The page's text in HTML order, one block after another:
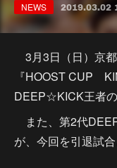
NEWS 2019.03.02
3月3日（日）京
『HOOST CUP
DEEP☆KICK王者の
また、第2代
が、今回を引退試